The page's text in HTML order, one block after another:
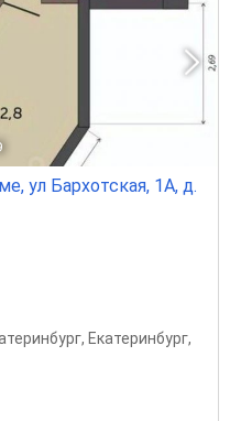
ул Бархотская, 1А, д.
, Екатеринбург,